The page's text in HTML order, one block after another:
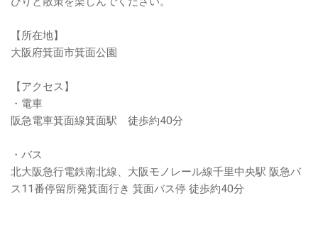
【所在地】
大阪府箕面市箕面公園
【アクセス】
・電車
阪急電車箕面線箕面駅 徒歩約40分
・バス
北大阪急行電鉄南北線、大阪モノレール線千里中央駅 阪急バ
ス11番停留所発箕面行き 箕面バス停 徒歩約40分